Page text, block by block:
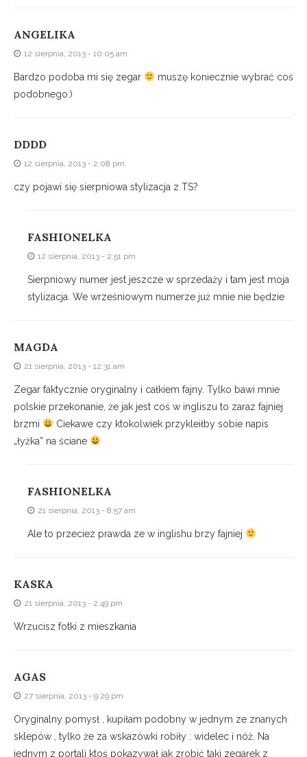
ANGELIKA
12 sierpnia, 2013 - 10:05 am
Bardzo podoba mi się zegar
muszę koniecznie wybrać coś
podobnego:)
DDDD
12 sierpnia, 2013 - 2:08 pm
czy pojawi się sierpniowa stylizacja z TS?
FASHIONELKA
12 sierpnia, 2013 - 2:51 pm
Sierpniowy numer jest jeszcze w sprzedaży i tam jest moja
stylizacja. We wrześniowym numerze już mnie nie będzie
MAGDA
21 sierpnia, 2013 - 12:31 am
Zegar faktycznie oryginalny i całkiem fajny. Tylko bawi mnie
polskie przekonanie, że jak jest coś w ingliszu to zaraz fajniej
brzmi
Ciekawe czy ktokolwiek przykleiłby sobie napis
„łyżka” na ściane
FASHIONELKA
21 sierpnia, 2013 - 8:57 am
Ale to przeciez prawda ze w inglishu brzy fajniej
KASKA
21 sierpnia, 2013 - 2:49 pm
Wrzucisz fotki z mieszkania
AGAS
27 sierpnia, 2013 - 9:29 pm
Oryginalny pomysł , kupiłam podobny w jednym ze znanych
sklepów , tylko że za wskazówki robiły : widelec i nóż. Na
jednym z portali ktoś pokazywał jak zrobić taki zegarek z